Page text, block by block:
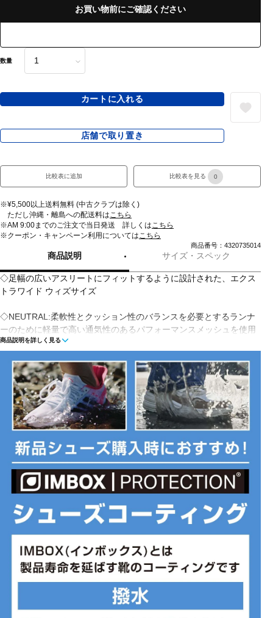
お買い物前にご確認ください
数量
カートに入れる
店舗で取り置き
比較表に追加 比較表を見る 0
※¥5,500以上送料無料 (中古クラブは除く)
ただし沖縄・離島への配送料はこちら
※AM 9:00までのご注文で当日発送 詳しくはこちら
※クーポン・キャンペーン利用についてはこちら
商品番号：4320735014
商品説明 サイズ・スペック
◇足幅の広いアスリートにフィットするように設計された、エクス
トラワイド ウィズサイズ
◇NEUTRAL:柔軟性とクッション性のバランスを必要とするランナ
ーのために軽量で高い通気性のあるパフォーマンスメッシュを使用
したアッパー
ィット感と履き心地を提供
デラックスフォームソックライナーが、足の形にフィットしてスリ
ップを防ぎ、高いクッション性で足裏を快適にキープ
◇CHARGED(チャージド):加える力の大きさに応じて、柔らかいク
ッション性から鋭い反発性まで弾力性が変化するクッションフォー
耐久性の高いラバーを使用し、屈曲とトラクションを考慮したアウ
トソールパターン
■カラー(メーカー表記):
ブラック×ダークグレー(002:Black / Anthracite / White)
■甲材(アッパー):合成繊維、合成皮革
■底材(ソール):合成ゴム、合成樹脂
■片足重量:300g
商品説明を詳しく見る